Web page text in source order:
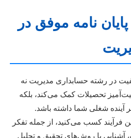
نامه موفق در
در رشته حسابداری مدیریت نه
تحصیلات کمک می‌کند، بلکه
آینده شغلی شما داشته باشد.
فرآیند کسب می‌کنید، از جمله تفکر
آشنایی با روش‌های تحقیق و تحلیل